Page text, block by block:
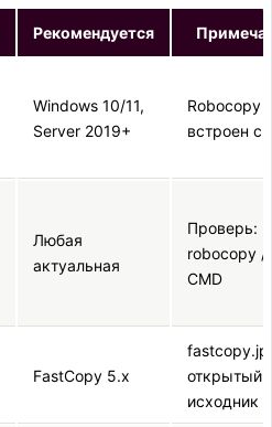
Рекомендуется
Windows 10/11,
Server 2019+
Robocopy
встроен с
Любая
актуальная
Проверь:
robocopy /
CMD
FastCopy 5.x
fastcopy.jp,
открытый
исходник